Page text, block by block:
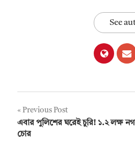
See
Post
navigation
Previous Post
এবার পুলিশের ঘরেই চুরি! ১.২ লক্ষ
চোর